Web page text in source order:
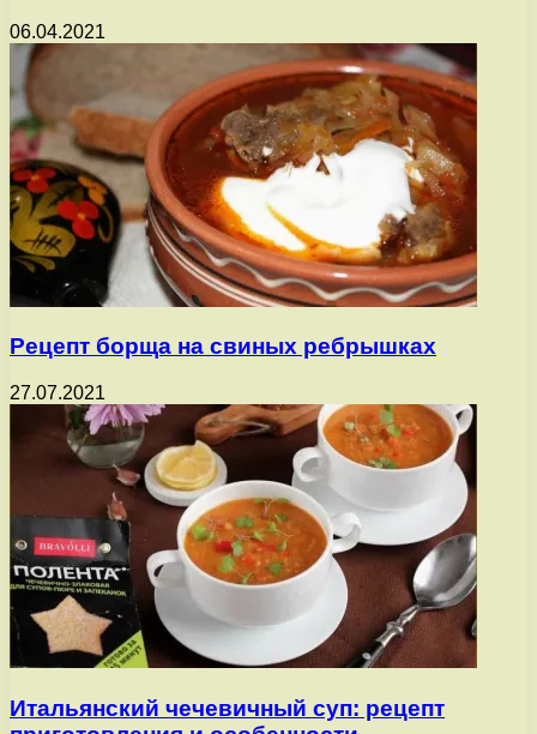
06.04.2021
Рецепт борща на свиных ребрышках
27.07.2021
Итальянский чечевичный суп: рецепт